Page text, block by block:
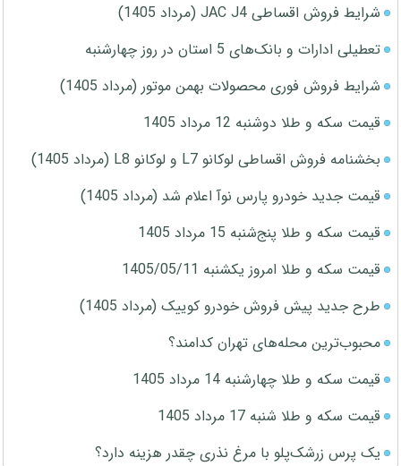
شرایط فروش اقساطی JAC J4 (مرداد 1405)
تعطیلی ادارات و بانک‌های 5 استان در روز چهارشنبه
شرایط فروش فوری محصولات بهمن موتور (مرداد 1405)
قیمت سکه و طلا دوشنبه 12 مرداد 1405
بخشنامه فروش اقساطی لوکانو L7 و لوکانو L8 (مرداد 1405)
قیمت جدید خودرو پارس نوآ اعلام شد (مرداد 1405)
قیمت سکه و طلا پنج‌شنبه 15 مرداد 1405
قیمت سکه و طلا امروز یکشنبه 1405/05/11
طرح جدید پیش فروش خودرو کوییک (مرداد 1405)
محبوب‌ترین محله‌های تهران کدامند؟
قیمت سکه و طلا چهارشنبه 14 مرداد 1405
قیمت سکه و طلا شنبه 17 مرداد 1405
یک پرس زرشک‌پلو با مرغ نذری چقدر هزینه دارد؟